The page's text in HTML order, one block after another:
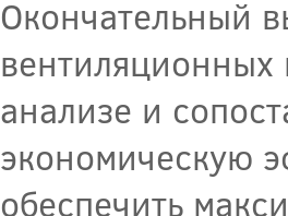
Окончательный
анализе и
экономическую
обеспечить